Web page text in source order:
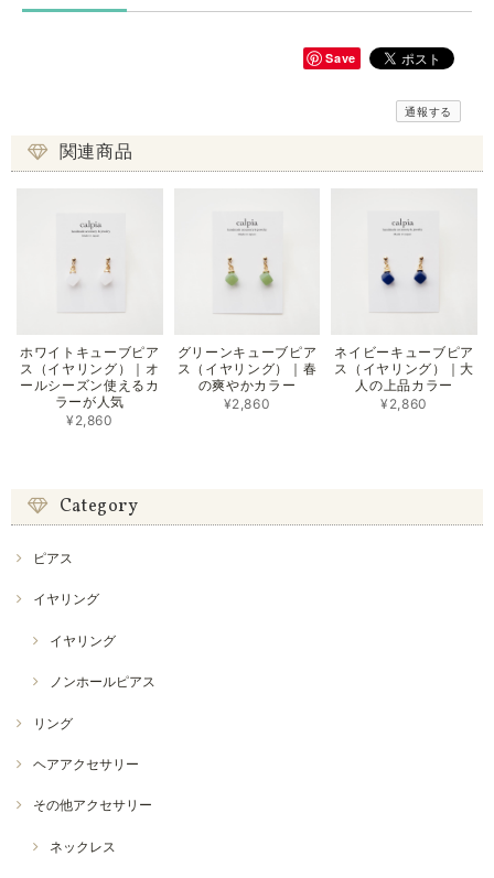
Save
通報する
関連商品
ホワイトキューブピア
ス（イヤリング）｜オ
ールシーズン使えるカ
ラーが人気
¥2,860
グリーンキューブピア
ス（イヤリング）｜春
の爽やかカラー
¥2,860
ネイビーキューブピア
ス（イヤリング）｜大
人の上品カラー
¥2,860
Category
ピアス
イヤリング
イヤリング
ノンホールピアス
リング
ヘアアクセサリー
その他アクセサリー
ネックレス